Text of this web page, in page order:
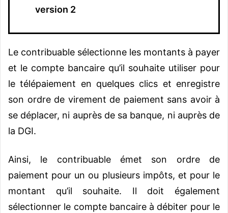
version 2
Le contribuable sélectionne les montants à payer
et le compte bancaire qu’il souhaite utiliser pour
le télépaiement en quelques clics et enregistre
son ordre de virement de paiement sans avoir à
se déplacer, ni auprès de sa banque, ni auprès de
la DGI.
Ainsi, le contribuable émet son ordre de
paiement pour un ou plusieurs impôts, et pour le
montant qu’il souhaite. Il doit également
sélectionner le compte bancaire à débiter pour le